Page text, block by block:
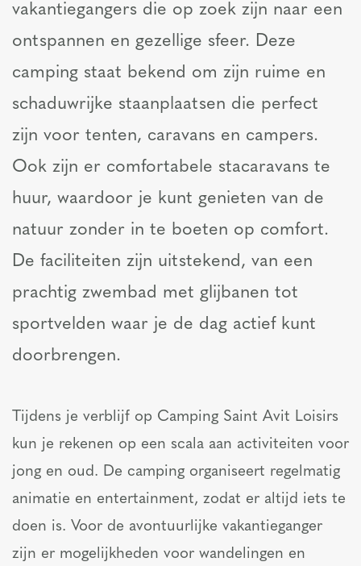
vakantiegangers die op zoek zijn naar een
ontspannen en gezellige sfeer. Deze
camping staat bekend om zijn ruime en
schaduwrijke staanplaatsen die perfect
zijn voor tenten, caravans en campers.
Ook zijn er comfortabele stacaravans te
huur, waardoor je kunt genieten van de
natuur zonder in te boeten op comfort.
De faciliteiten zijn uitstekend, van een
prachtig zwembad met glijbanen tot
sportvelden waar je de dag actief kunt
doorbrengen.
Tijdens je verblijf op Camping Saint Avit Loisirs
kun je rekenen op een scala aan activiteiten voor
jong en oud. De camping organiseert regelmatig
animatie en entertainment, zodat er altijd iets te
doen is. Voor de avontuurlijke vakantieganger
zijn er mogelijkheden voor wandelingen en